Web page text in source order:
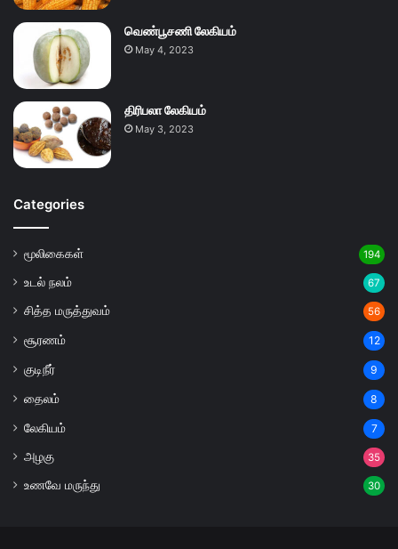
வெண்பூசணி லேகியம்
May 4, 2023
திரிபலா லேகியம்
May 3, 2023
Categories
மூலிகைகள் 194
உடல் நலம் 67
சித்த மருத்துவம் 56
சூரணம் 12
குடிநீர் 9
தைலம் 8
லேகியம் 7
அழகு 35
உணவே மருந்து 30